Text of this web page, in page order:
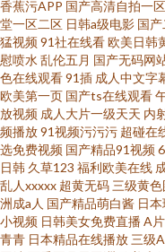
香蕉污APP 国产高清自拍一区
堂一区二区 日韩a级电影 国
猛视频91社在线看欧美日韩
慰喷水 乱伦五月 国产无码网
色在线观看91插 成人中文字
欧美第一页 国产ts在线观看
放视频 成人大片一级天天 内
频播放91视频污污污 超碰在
选免费视频 国产精品91视频
日韩 久草123 福利欧美在线
乱人xxxxx 超黄无码 三级黄
洲成a人 国产精品萌白酱 日
小视频 日韩美女免费直播A
青青 日本精品在线播放 三级